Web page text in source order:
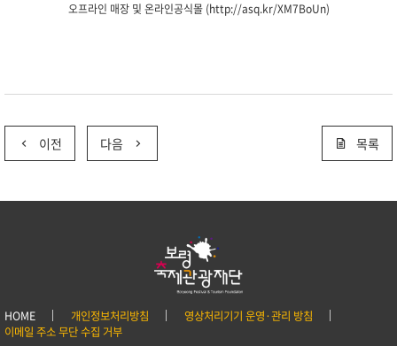
오프라인 매장 및 온라인공식몰 (http://asq.kr/XM7BoUn)
이전 다음 목록
HOME 개인정보처리방침
영상처리기기 운영·관리 방침
이메일 주소 무단 수집 거부